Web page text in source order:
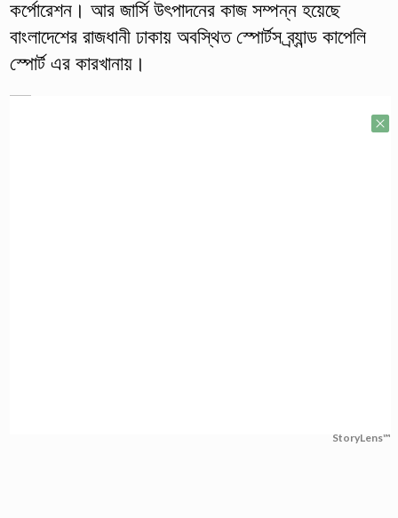
কর্পোরেশন। আর জার্সি উৎপাদনের কাজ সম্পন্ন হয়েছে
বাংলাদেশের রাজধানী ঢাকায় অবস্থিত স্পোর্টস ব্র্যান্ড কাপেলি
স্পোর্ট এর কারখানায়।
StoryLens™